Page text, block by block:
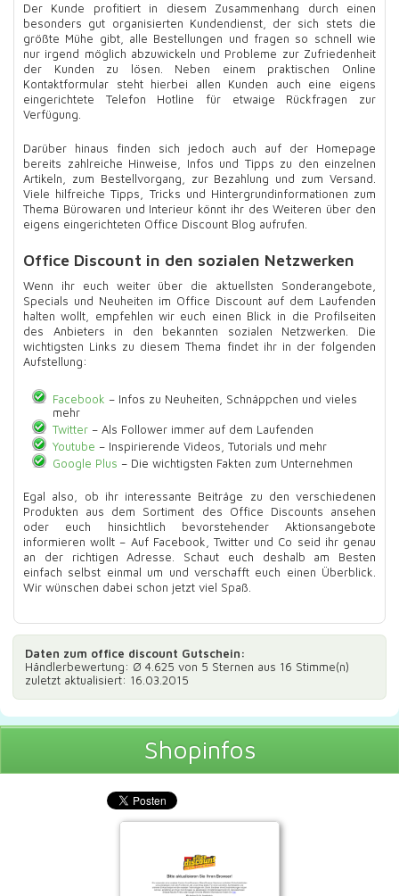
Der Kunde profitiert in diesem Zusammenhang durch einen
besonders gut organisierten Kundendienst, der sich stets die
größte Mühe gibt, alle Bestellungen und fragen so schnell wie
nur irgend möglich abzuwickeln und Probleme zur Zufriedenheit
der Kunden zu lösen. Neben einem praktischen Online
Kontaktformular steht hierbei allen Kunden auch eine eigens
eingerichtete Telefon Hotline für etwaige Rückfragen zur
Verfügung.
Darüber hinaus finden sich jedoch auch auf der Homepage
bereits zahlreiche Hinweise, Infos und Tipps zu den einzelnen
Artikeln, zum Bestellvorgang, zur Bezahlung und zum Versand.
Viele hilfreiche Tipps, Tricks und Hintergrundinformationen zum
Thema Bürowaren und Interieur könnt ihr des Weiteren über den
eigens eingerichteten Office Discount Blog aufrufen.
Office Discount in den sozialen Netzwerken
Wenn ihr euch weiter über die aktuellsten Sonderangebote,
Specials und Neuheiten im Office Discount auf dem Laufenden
halten wollt, empfehlen wir euch einen Blick in die Profilseiten
des Anbieters in den bekannten sozialen Netzwerken. Die
wichtigsten Links zu diesem Thema findet ihr in der folgenden
Aufstellung:
Facebook – Infos zu Neuheiten, Schnäppchen und vieles
mehr
Twitter– Als Follower immer auf dem Laufenden
Youtube – Inspirierende Videos, Tutorials und mehr
Google Plus – Die wichtigsten Fakten zum Unternehmen
Egal also, ob ihr interessante Beiträge zu den verschiedenen
Produkten aus dem Sortiment des Office Discounts ansehen
oder euch hinsichtlich bevorstehender Aktionsangebote
informieren wollt – Auf Facebook, Twitter und Co seid ihr genau
an der richtigen Adresse. Schaut euch deshalb am Besten
einfach selbst einmal um und verschafft euch einen Überblick.
Wir wünschen dabei schon jetzt viel Spaß.
Daten zum office discount Gutschein:
Händlerbewertung: Ø 4.625 von 5 Sternen aus 16 Stimme(n)
zuletzt aktualisiert: 16.03.2015
Shopinfos